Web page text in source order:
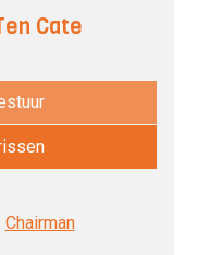
Cate
Chairman